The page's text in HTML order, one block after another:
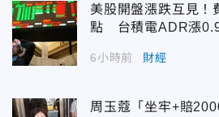
美股開盤漲跌互見！
點 台積電ADR漲
6小時前 財經
周玉蔻「坐牢+賠